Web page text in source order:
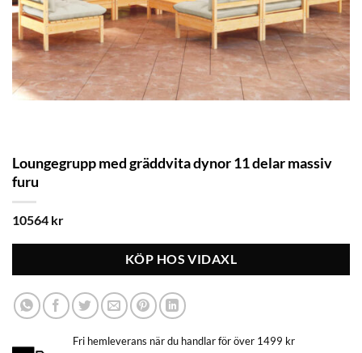
Loungegrupp med gräddvita dynor 11 delar massiv
furu
10564 kr
KÖP HOS VIDAXL
Fri hemleverans när du handlar för över 1499 kr